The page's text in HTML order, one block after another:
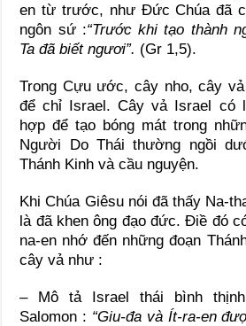
en từ trước, như Đức Chúa đã
ngôn sứ :“Trước khi tạo thành
Ta đã biết ngươi”. (Gr 1,5).
Trong Cựu ước, cây nho, cây
để chỉ Israel. Cây vả Israel có
hợp để tạo bóng mát trong
Người Do Thái thường ngồi
Thánh Kinh và cầu nguyện.
Khi Chúa Giêsu nói đã thấy Na-
là đã khen ông đạo đức. Điề đó
na-en nhớ đến những đoạn
cây vả như :
– Mô tả Israel thái bình
Salomon : “Giu-đa và Ít-ra-en